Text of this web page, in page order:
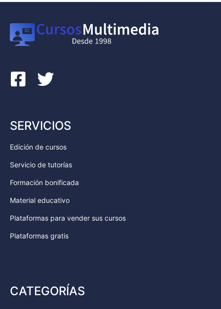
SERVICIOS
Edición de cursos
Servicio de tutorías
Formación bonificada
Material educativo
Plataformas para vender sus cursos
Plataformas gratis
CATEGORÍAS